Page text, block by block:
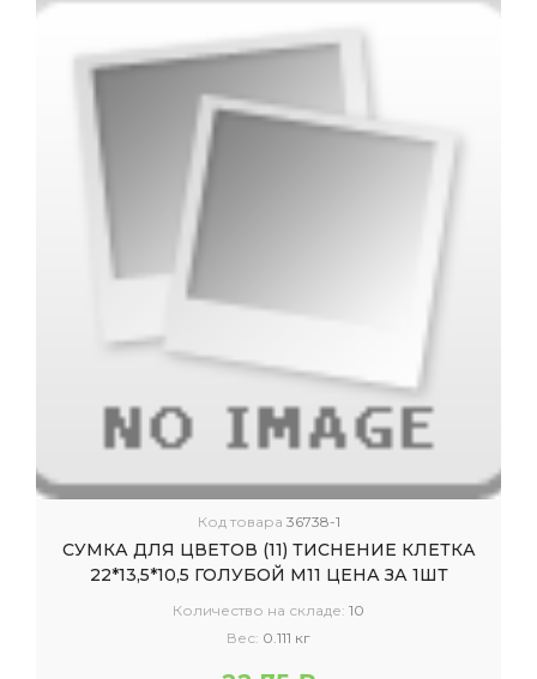
Код товара 36738-1
СУМКА ДЛЯ ЦВЕТОВ (11) ТИСНЕНИЕ КЛЕТКА
22*13,5*10,5 ГОЛУБОЙ М11 ЦЕНА ЗА 1ШТ
Количество на складе: 10
Вес: 0.111 кг